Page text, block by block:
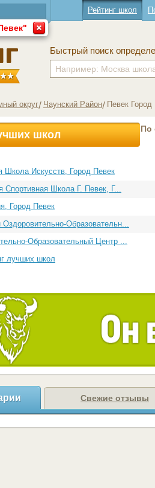
Рейтинг школ
Быстрый поиск
округ Чаунский Район Певек Город
школ По
Школа Искусств, Город Певек
Спортивная Школа Г. Певек, Г...
Город Певек
Образовательн...
Образовательный Центр ...
лучших школ
Свежие отзывы